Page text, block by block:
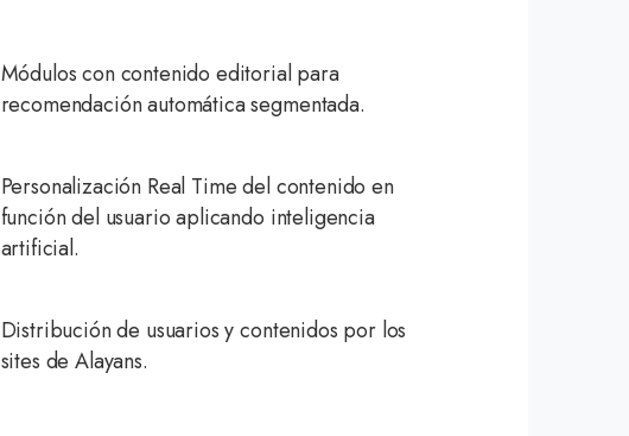
Módulos con contenido editorial para
recomendación automática segmentada.
Personalización Real Time del contenido en
función del usuario aplicando inteligencia
artificial.
Distribución de usuarios y contenidos por los
sites de Alayans.